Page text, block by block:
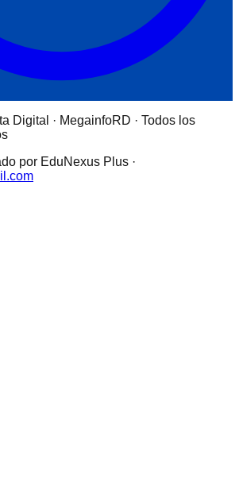
Digital · MegainfoRD · Todos los
por EduNexus Plus ·